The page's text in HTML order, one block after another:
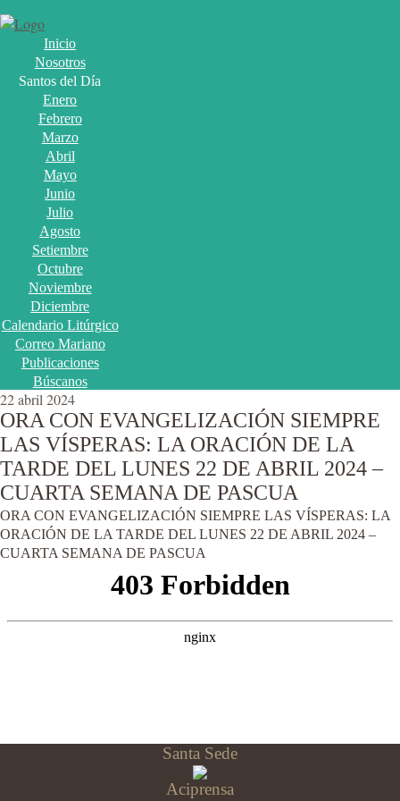
Inicio
Nosotros
Santos del Día
Enero
Febrero
Marzo
Abril
Mayo
Junio
Julio
Agosto
Setiembre
Octubre
Noviembre
Diciembre
Calendario Litúrgico
Correo Mariano
Publicaciones
Búscanos
22 abril 2024
ORA CON EVANGELIZACIÓN SIEMPRE
LAS VÍSPERAS: LA ORACIÓN DE LA
TARDE DEL LUNES 22 DE ABRIL 2024 –
CUARTA SEMANA DE PASCUA
ORA CON EVANGELIZACIÓN SIEMPRE LAS VÍSPERAS: LA
ORACIÓN DE LA TARDE DEL LUNES 22 DE ABRIL 2024 –
CUARTA SEMANA DE PASCUA
Santa Sede
Aciprensa